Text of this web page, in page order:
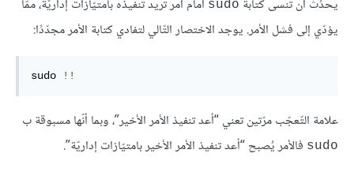
يحدُث أن تنسى كتابة sudo أمام أمر تريد تنفيذه بامتيّازات إداريّة، ممّا
يؤدّي إلى فشل الأمر. يوجد الاختصار التّالي لتفادي كتابة الأمر مجدّدًا:
sudo !!
علامة التّعجّب مرّتين تعني “أعد تنفيذ الأمر الأخير”، وبما أنّها مسبوقة ب
sudo فالأمر يُصبح “أعد تنفيذ الأمر الأخير بامتيّازات إداريّة”.